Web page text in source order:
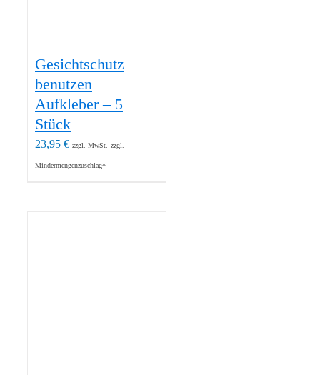
Gesichtschutz
benutzen
Aufkleber – 5
Stück
23,95 € zzgl. MwSt. zzgl.
Mindermengenzuschlag*